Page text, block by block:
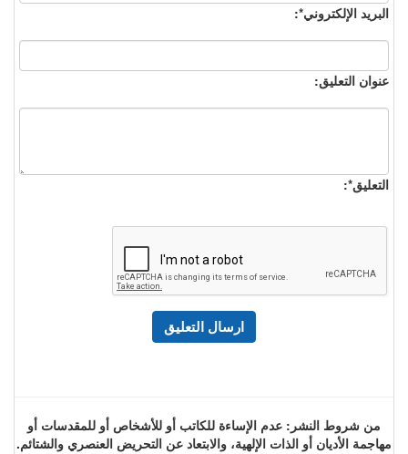
البريد الإلكتروني*:
عنوان التعليق:
التعليق*:
من شروط النشر: عدم الإساءة للكاتب أو للأشخاص أو للمقدسات أو
مهاجمة الأديان أو الذات الإلهية، والابتعاد عن التحريض العنصري والشتائم.